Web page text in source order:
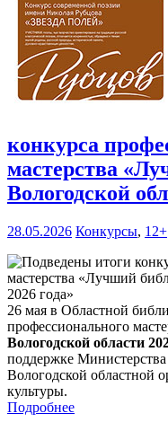
конкурса
мастерства
Вологодской
28.05.2026 Конкурсы, 12+
26 мая в Областной
профессионального
Вологодской области
поддержке
Вологодской областной
культуры.
Подробнее